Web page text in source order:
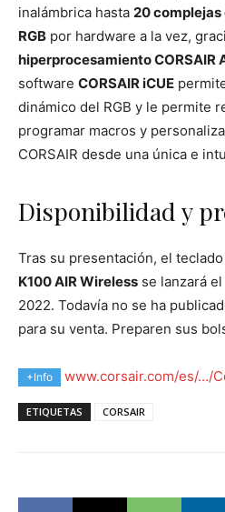
inalámbrica hasta 20
RGB por hardware a la vez,
hiperprocesamiento CORSAIR
software CORSAIR iCUE
dinámico del RGB y le permite
programar macros y
CORSAIR desde una única e
Disponibilidad y
Tras su presentación, el
K100 AIR Wireless se lanzará
2022. Todavía no se ha
para su venta. Preparen sus
+Info www.corsair.com/es/…/
ETIQUETAS CORSAIR